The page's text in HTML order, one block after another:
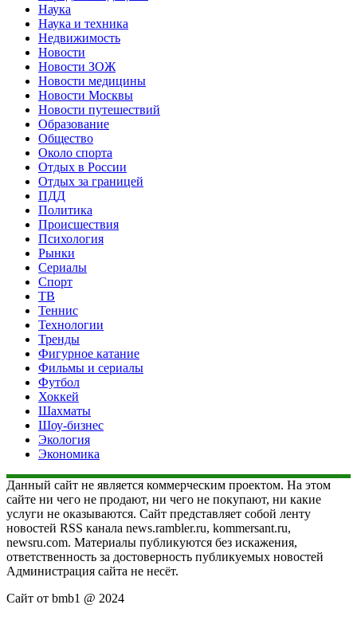
Наука
Наука и техника
Недвижимость
Новости
Новости ЗОЖ
Новости медицины
Новости Москвы
Новости путешествий
Образование
Общество
Около спорта
Отдых в России
Отдых за границей
ПДД
Политика
Происшествия
Психология
Рынки
Сериалы
Спорт
ТВ
Теннис
Технологии
Тренды
Фигурное катание
Фильмы и сериалы
Футбол
Хоккей
Шахматы
Шоу-бизнес
Экология
Экономика
Данный сайт не является коммерческим проектом. На этом
сайте ни чего не продают, ни чего не покупают, ни какие
услуги не оказываются. Сайт представляет собой ленту
новостей RSS канала news.rambler.ru, kommersant.ru,
newsru.com. Материалы публикуются без искажения,
ответственность за достоверность публикуемых новостей
Администрация сайта не несёт.
Сайт от bmb1 @ 2024